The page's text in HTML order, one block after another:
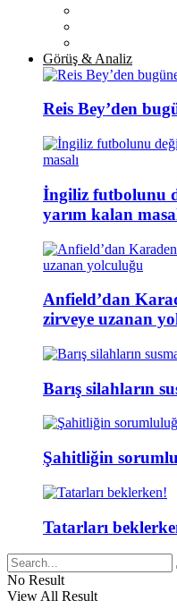
Görüş & Analiz
Reis Bey’den
İngiliz futbolunu
yarım kalan
Anfield’dan
zirveye uzanan
Barış silahların
Şahitliğin
Tatarları
No Result
View All Result